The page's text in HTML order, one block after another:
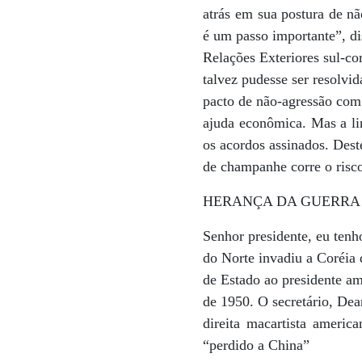
atrás em sua postura de
é um passo importante”,
Relações Exteriores sul-
talvez pudesse ser
pacto de não-agressão
ajuda econômica. Mas a
os acordos assinados.
de champanhe corre o
HERANÇA DA
Senhor presidente, eu
do Norte invadiu a Coréia
de Estado ao presidente
de 1950. O secretário,
direita macartista
“perdido a China”